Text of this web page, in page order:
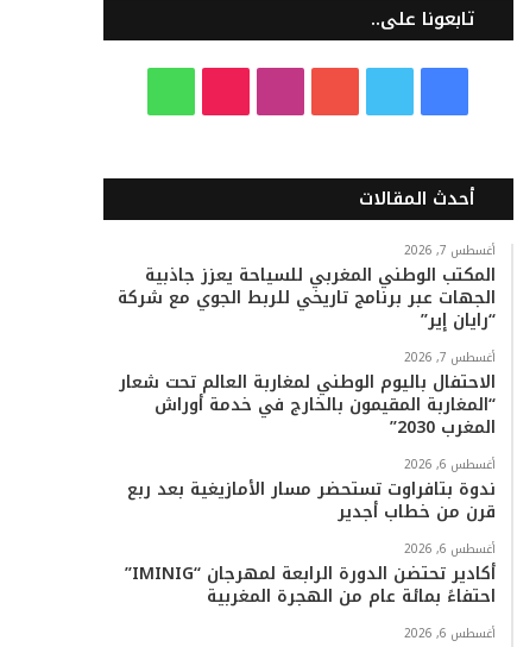
تابعونا على..
س
ب
و
ك
ي
ت
ر
ت
ي
و
س
ت
ق
ا
م
k
T
o
ت
س
ا
أحدث المقالات
أغسطس 7, 2026
المكتب الوطني المغربي للسياحة يعزز جاذبية
الجهات عبر برنامج تاريخي للربط الجوي مع شركة
“رايان إير”
أغسطس 7, 2026
الاحتفال باليوم الوطني لمغاربة العالم تحت شعار
“المغاربة المقيمون بالخارج في خدمة أوراش
المغرب 2030”
أغسطس 6, 2026
ندوة بتافراوت تستحضر مسار الأمازيغية بعد ربع
قرن من خطاب أجدير
أغسطس 6, 2026
أكادير تحتضن الدورة الرابعة لمهرجان “IMINIG”
احتفاءً بمائة عام من الهجرة المغربية
أغسطس 6, 2026